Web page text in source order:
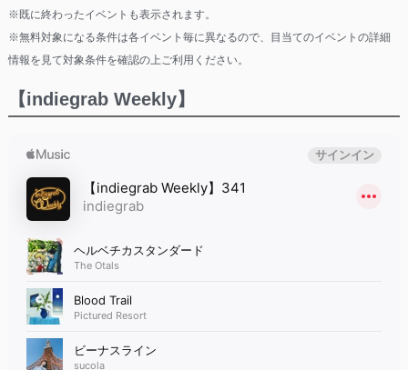
※既に終わったイベントも表示されます。
※無料対象になる条件は各イベント毎に異なるので、目当てのイベントの詳細
情報を見て対象条件を確認の上ご利用ください。
【indiegrab Weekly】